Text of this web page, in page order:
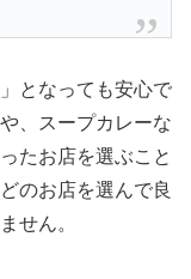
となっても安心で
、スープカレーな
たお店を選ぶこと
のお店を選んで良
せん。